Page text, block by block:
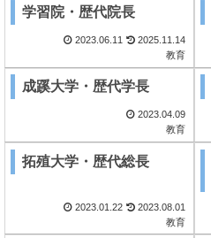
学習院・歴代院長
2023.06.11
2025.11.14
教育
成蹊大学・歴代学長
2023.04.09
教育
拓殖大学・歴代総長
2023.01.22
2023.08.01
教育